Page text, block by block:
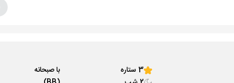
3 ستاره
با صبحانه